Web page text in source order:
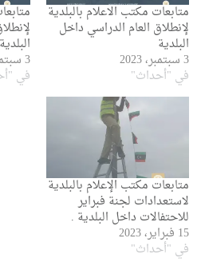
متابعات مكتب الاعلام بالبلدية
لإنطلاق العام الدراسي داخل
البلدية
3 سبتمبر، 2023
في "أحداث"
البلدية
3 سبتمبر، 2023
في
متابعات مكتب الإعلام بالبلدية
لاستعدادات لجنة فبراير
للاحتفالات داخل البلدية .
15 فبراير، 2023
في "أحداث"